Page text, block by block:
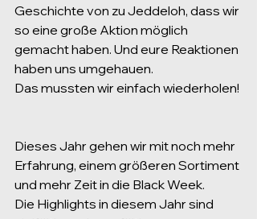
Geschichte von zu Jeddeloh, dass wir
so eine große Aktion möglich
gemacht haben. Und eure Reaktionen
haben uns umgehauen.
Das mussten wir einfach wiederholen!
Dieses Jahr gehen wir mit noch mehr
Erfahrung, einem größeren Sortiment
und mehr Zeit in die Black Week.
Die Highlights in diesem Jahr sind